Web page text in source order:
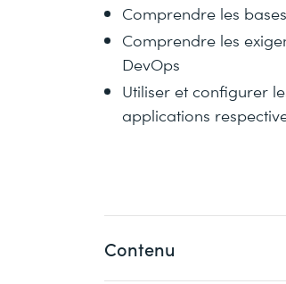
Comprendre les
Comprendre les
DevOps
Utiliser et configurer
applications
Contenu